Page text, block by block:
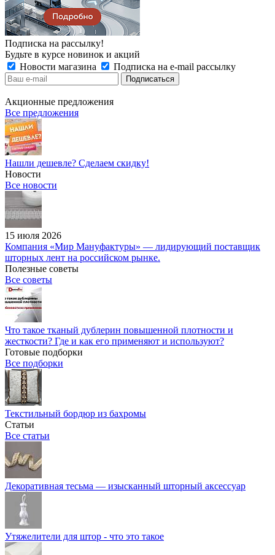
Подписка на рассылку!
Будьте в курсе новинок и акций
Новости магазина
Подписка на e-mail рассылку
Акционные предложения
Все предложения
Нашли дешевле? Сделаем скидку!
Новости
Все новости
15 июля 2026
Компания «Мир Мануфактуры» — лидирующий поставщик
шторных лент на российском рынке.
Полезные советы
Все советы
Что такое тканый дублерин повышенной плотности и
жесткости? Где и как его применяют и используют?
Готовые подборки
Все подборки
Текстильный бордюр из бахромы
Статьи
Все статьи
Декоративная тесьма — изысканный шторный аксессуар
Утяжелители для штор - что это такое